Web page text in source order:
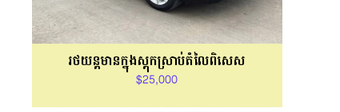
រថយន្ដមានក្នុងស្តុកស្រាប់តំលៃពិសេស
$25,000